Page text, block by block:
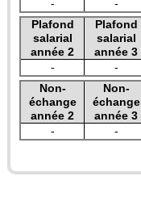
-
-
Plafond
salarial
année 2
Plafond
salarial
année 3
-
-
Non-
échange
année 2
Non-
échange
année 3
-
-